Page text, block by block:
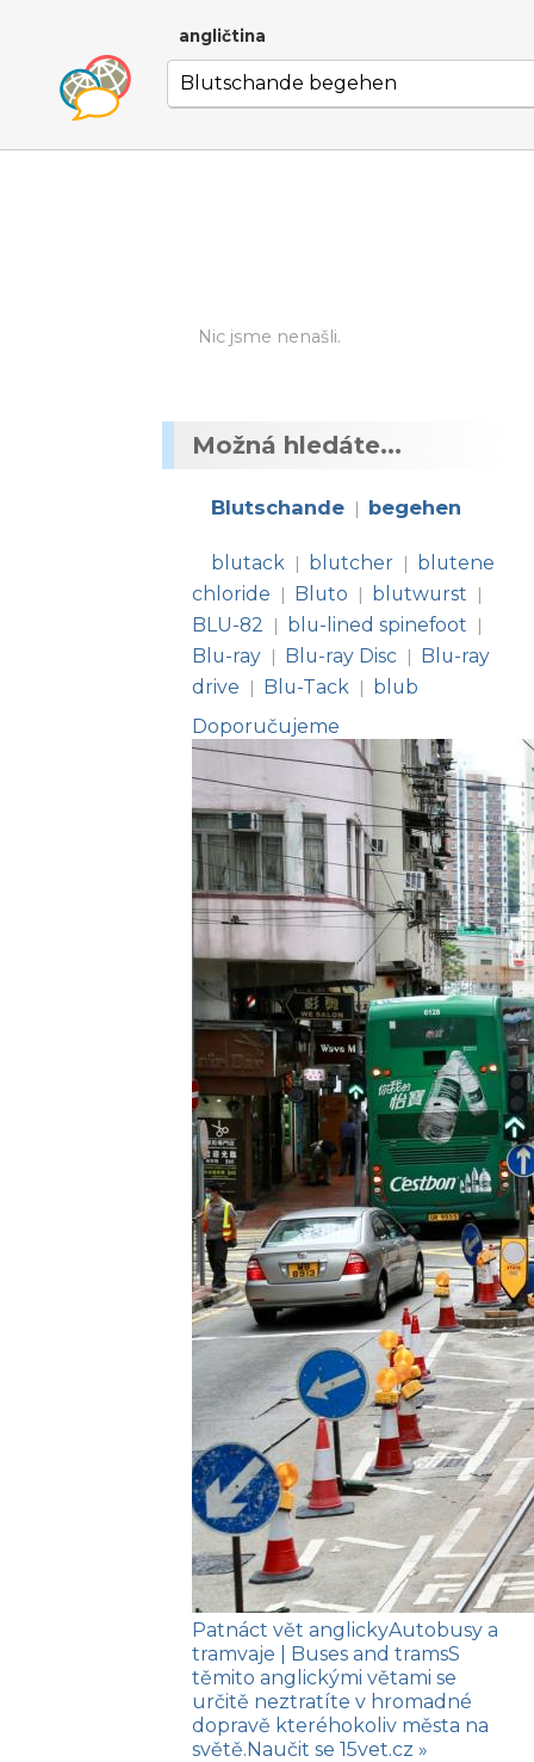
angličtina
Nic jsme nenašli.
Možná hledáte...
Blutschande | begehen
blutack | blutcher | blutene
chloride
| Bluto | blutwurst |
BLU-82 | blu-lined spinefoot |
Blu-ray | Blu-ray Disc | Blu-ray
drive
| Blu-Tack | blub
Doporučujeme
Patnáct vět anglickyAutobusy a
tramvaje
| Buses and tramsS
těmito anglickými větami se
určitě neztratíte v hromadné
dopravě kteréhokoliv města na
světě.Naučit se 15vet.cz »